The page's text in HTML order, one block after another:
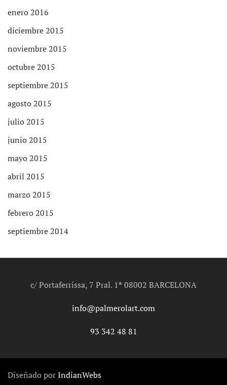
enero 2016
diciembre 2015
noviembre 2015
octubre 2015
septiembre 2015
agosto 2015
julio 2015
junio 2015
mayo 2015
abril 2015
marzo 2015
febrero 2015
septiembre 2014
c/ Portaferrissa, 7 Pral. 1ª 08002 BARCELONA
info@palmerolart.com
93 342 48 81
Diseñado porIndianWebs